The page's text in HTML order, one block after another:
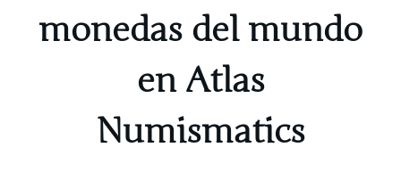
monedas del mundo
en Atlas
Numismatics